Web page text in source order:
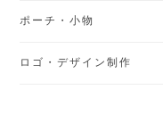
ポーチ・小物
ロゴ・デザイン制作